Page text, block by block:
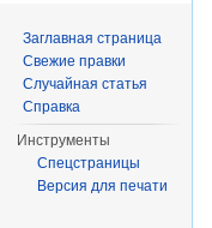
Заглавная страница
Свежие правки
Случайная статья
Справка
Инструменты
Спецстраницы
Версия для печати